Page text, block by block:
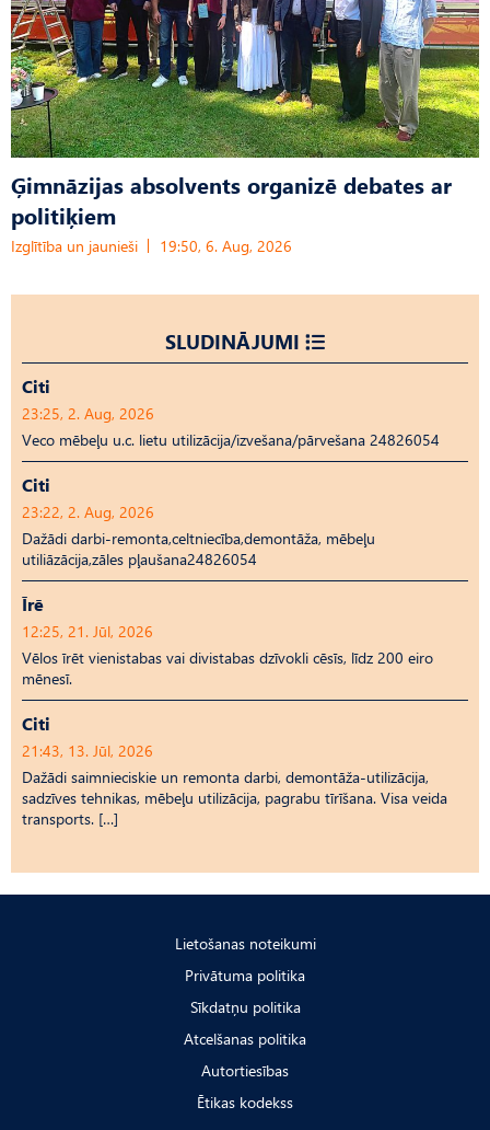
Ģimnāzijas absolvents organizē debates ar
politiķiem
Izglītība un jaunieši 19:50, 6. Aug, 2026
SLUDINĀJUMI
Citi
23:25, 2. Aug, 2026
Veco mēbeļu u.c. lietu utilizācija/izvešana/pārvešana 24826054
Citi
23:22, 2. Aug, 2026
Dažādi darbi-remonta,celtniecība,demontāža, mēbeļu
utiliāzācija,zāles pļaušana24826054
Īrē
12:25, 21. Jūl, 2026
Vēlos īrēt vienistabas vai divistabas dzīvokli cēsīs, līdz 200 eiro
mēnesī.
Citi
21:43, 13. Jūl, 2026
Dažādi saimnieciskie un remonta darbi, demontāža-utilizācija,
sadzīves tehnikas, mēbeļu utilizācija, pagrabu tīrīšana. Visa veida
transports. […]
Lietošanas noteikumi
Privātuma politika
Sīkdatņu politika
Atcelšanas politika
Autortiesības
Ētikas kodekss